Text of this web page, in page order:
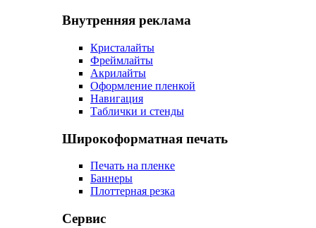
Внутренняя реклама
Кристалайты
Фреймлайты
Акрилайты
Оформление пленкой
Навигация
Таблички и стенды
Широкоформатная печать
Печать на пленке
Баннеры
Плоттерная резка
Сервис